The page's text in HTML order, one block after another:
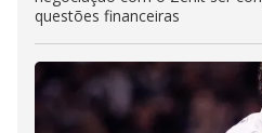
questões financeiras